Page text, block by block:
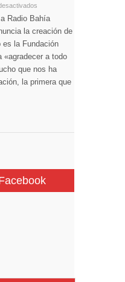
Radio Bahía
la creación de
es la Fundación
«agradecer a todo
que nos ha
la primera que